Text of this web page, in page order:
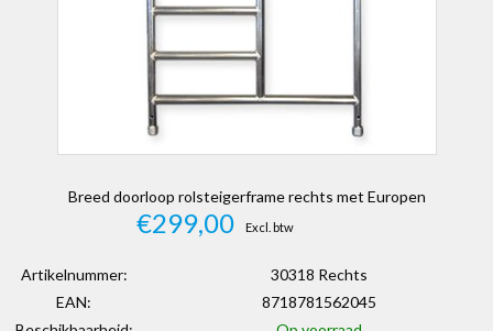
Breed doorloop rolsteigerframe rechts met Europen
€299,00 Excl. btw
Artikelnummer:
30318 Rechts
EAN:
8718781562045